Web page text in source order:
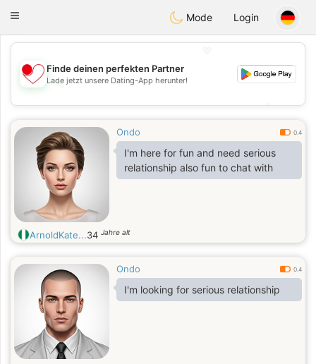
Chat
Toggle
Mode Login
💖
💕
Finde deinen perfekten Partner
Lade jetzt unsere Dating-App herunter!
Ondo 0.4
I'm here for fun and need serious
relationship also fun to chat with
ArnoldKate...34 Jahre alt
Ondo 0.4
I'm looking for serious relationship